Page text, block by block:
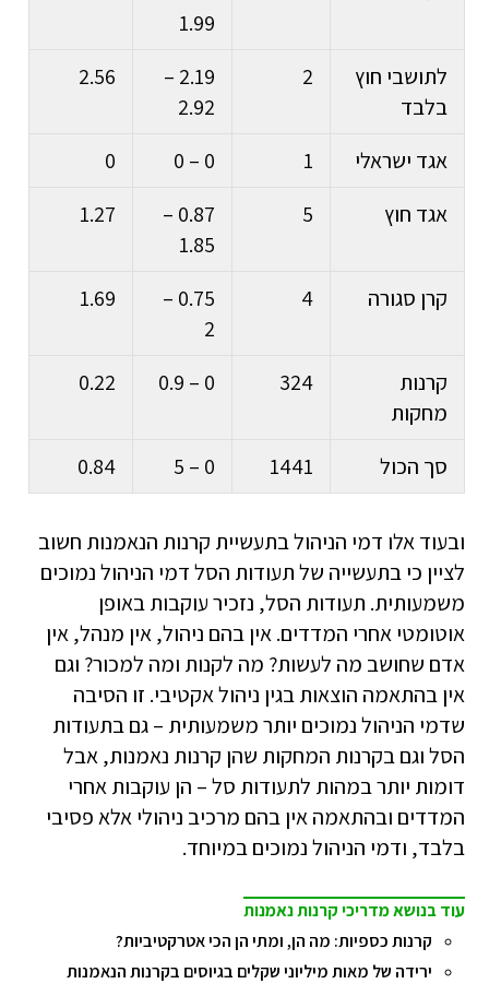
1.99
לתושבי חוץ
בלבד
2
2.19 –
2.92
2.56
אגד ישראלי 1
0 – 0
0
אגד חוץ
5
0.87 –
1.85
1.27
קרן סגורה 4
0.75 –
2
1.69
קרנות
מחקות
324
0 – 0.9
0.22
סך הכול 1441
0 – 5
0.84
ובעוד אלו דמי הניהול בתעשיית קרנות הנאמנות חשוב
לציין כי בתעשייה של תעודות הסל דמי הניהול נמוכים
משמעותית. תעודות הסל, נזכיר עוקבות באופן
אוטומטי אחרי המדדים. אין בהם ניהול, אין מנהל, אין
אדם שחושב מה לעשות? מה לקנות ומה למכור? וגם
אין בהתאמה הוצאות בגין ניהול אקטיבי. זו הסיבה
שדמי הניהול נמוכים יותר משמעותית – גם בתעודות
הסל וגם בקרנות המחקות שהן קרנות נאמנות, אבל
דומות יותר במהות לתעודות סל – הן עוקבות אחרי
המדדים ובהתאמה אין בהם מרכיב ניהולי אלא פסיבי
בלבד, ודמי הניהול נמוכים במיוחד.
עוד בנושא מדריכי קרנות נאמנות
קרנות כספיות: מה הן, ומתי הן הכי אטרקטיביות?
ירידה של מאות מיליוני שקלים בגיוסים בקרנות הנאמנות